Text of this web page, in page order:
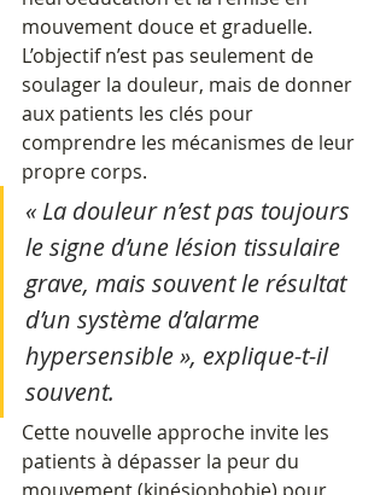
mouvement douce et graduelle.
L’objectif n’est pas seulement de
soulager la douleur, mais de donner
aux patients les clés pour
comprendre les mécanismes de leur
propre corps.
« La douleur n’est pas toujours
le signe d’une lésion tissulaire
grave, mais souvent le résultat
d’un système d’alarme
hypersensible », explique-t-il
souvent.
Cette nouvelle approche invite les
patients à dépasser la peur du